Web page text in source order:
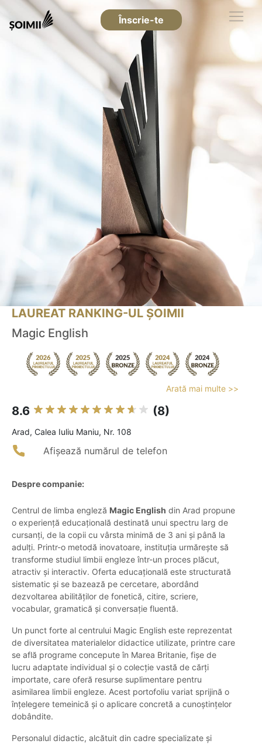
Înscrie-te
LAUREAT RANKING-UL ȘOIMII
Magic English
Arată mai multe >>
8.6 (8)
Arad, Calea Iuliu Maniu, Nr. 108
Afișează numărul de telefon
Despre companie:
Centrul de limba engleză Magic English din Arad propune
o experiență educațională destinată unui spectru larg de
cursanți, de la copii cu vârsta minimă de 3 ani și până la
adulți. Printr-o metodă inovatoare, instituția urmărește să
transforme studiul limbii engleze într-un proces plăcut,
atractiv și interactiv. Oferta educațională este structurată
sistematic și se bazează pe cercetare, abordând
dezvoltarea abilităților de fonetică, citire, scriere,
vocabular, gramatică și conversație fluentă.
Un punct forte al centrului Magic English este reprezentat
de diversitatea materialelor didactice utilizate, printre care
se află programe concepute în Marea Britanie, fișe de
lucru adaptate individual și o colecție vastă de cărți
importate, care oferă resurse suplimentare pentru
asimilarea limbii engleze. Acest portofoliu variat sprijină o
înțelegere temeinică și o aplicare concretă a cunoștințelor
dobândite.
Personalul didactic, alcătuit din cadre specializate și